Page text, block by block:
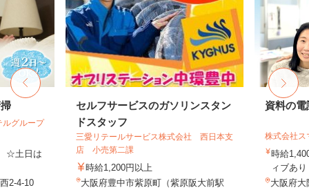
グループ
☆土日は
2-4-10
セルフサービスのガソリンスタン
ドスタッフ
三愛リテールサービス株式会社 西日本支
店 小売第二課
時給1,200円以上
大阪府豊中市紫原町（紫原阪大前駅
資料の
株式会社ス
時給
ィブあ
大阪府